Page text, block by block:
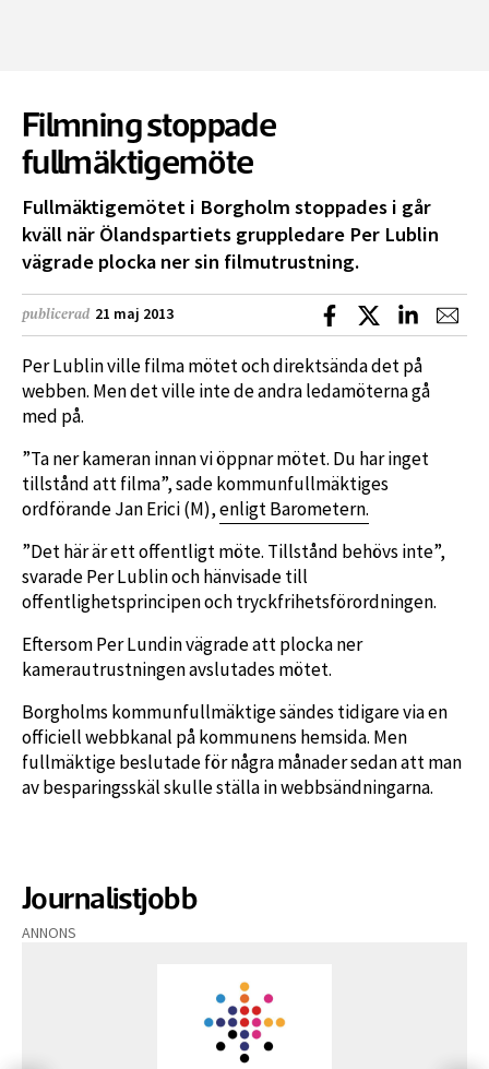
Filmning stoppade
fullmäktigemöte
Fullmäktigemötet i Borgholm stoppades i går
kväll när Ölandspartiets gruppledare Per Lublin
vägrade plocka ner sin filmutrustning.
publicerad 21 maj 2013 Dela på Facebook
Dela på XDela på
Per Lublin ville filma mötet och direktsända det på
webben. Men det ville inte de andra ledamöterna gå
med på.
”Ta ner kameran innan vi öppnar mötet. Du har inget
tillstånd att filma”, sade kommunfullmäktiges
ordförande Jan Erici (M),enligt Barometern.
”Det här är ett offentligt möte. Tillstånd behövs inte”,
svarade Per Lublin och hänvisade till
offentlighetsprincipen och tryckfrihetsförordningen.
Eftersom Per Lundin vägrade att plocka ner
kamerautrustningen avslutades mötet.
Borgholms kommunfullmäktige sändes tidigare via en
officiell webbkanal på kommunens hemsida. Men
fullmäktige beslutade för några månader sedan att man
av besparingsskäl skulle ställa in webbsändningarna.
Journalistjobb
ANNONS